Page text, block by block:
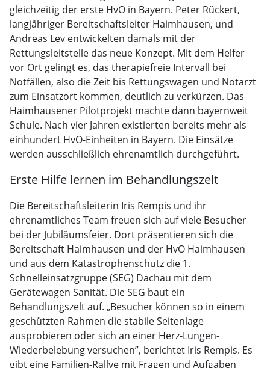
gleichzeitig der erste HvO in Bayern. Peter Rückert,
langjähriger Bereitschaftsleiter Haimhausen, und
Andreas Lev entwickelten damals mit der
Rettungsleitstelle das neue Konzept. Mit dem Helfer
vor Ort gelingt es, das therapiefreie Intervall bei
Notfällen, also die Zeit bis Rettungswagen und Notarzt
zum Einsatzort kommen, deutlich zu verkürzen. Das
Haimhausener Pilotprojekt machte dann bayernweit
Schule. Nach vier Jahren existierten bereits mehr als
einhundert HvO-Einheiten in Bayern. Die Einsätze
werden ausschließlich ehrenamtlich durchgeführt.
Erste Hilfe lernen im Behandlungszelt
Die Bereitschaftsleiterin Iris Rempis und ihr
ehrenamtliches Team freuen sich auf viele Besucher
bei der Jubiläumsfeier. Dort präsentieren sich die
Bereitschaft Haimhausen und der HvO Haimhausen
und aus dem Katastrophenschutz die 1.
Schnelleinsatzgruppe (SEG) Dachau mit dem
Gerätewagen Sanität. Die SEG baut ein
Behandlungszelt auf. „Besucher können so in einem
geschützten Rahmen die stabile Seitenlage
ausprobieren oder sich an einer Herz-Lungen-
Wiederbelebung versuchen”, berichtet Iris Rempis. Es
gibt eine Familien-Rallye mit Fragen und Aufgaben